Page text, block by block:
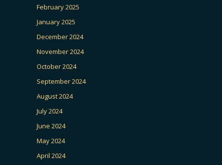
February 2025
January 2025
December 2024
November 2024
October 2024
September 2024
August 2024
July 2024
June 2024
May 2024
April 2024